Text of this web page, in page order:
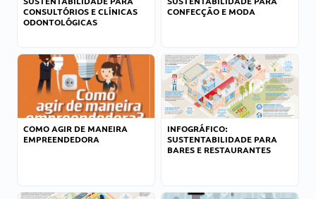
CONSULTÓRIOS E CLÍNICAS
ODONTOLÓGICAS
CONFECÇÃO E MODA
COMO AGIR DE MANEIRA
EMPREENDEDORA
INFOGRÁFICO:
SUSTENTABILIDADE PARA
BARES E RESTAURANTES